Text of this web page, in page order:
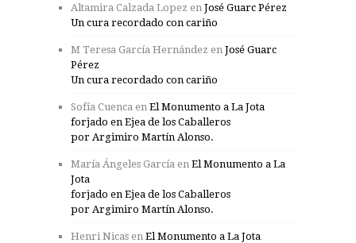
Altamira Calzada Lopez en José Guarc Pérez
Un cura recordado con cariño
M Teresa García Hernández en José Guarc
Pérez
Un cura recordado con cariño
Sofía Cuenca en El Monumento a La Jota
forjado en Ejea de los Caballeros
por Argimiro Martín Alonso.
María Ángeles García en El Monumento a La
Jota
forjado en Ejea de los Caballeros
por Argimiro Martín Alonso.
Henri Nicas en El Monumento a La Jota